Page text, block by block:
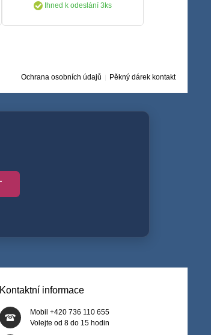
Ihned k odeslání 3ks
Ochrana osobních údajů Pěkný dárek kontakt
Kontaktní informace
Mobil +420 736 110 655
Volejte od 8 do 15 hodin